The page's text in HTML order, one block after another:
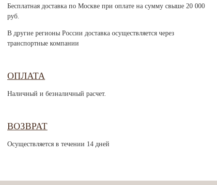
Бесплатная доставка по Москве при оплате на сумму свыше 20 000
руб.
В другие регионы России доставка осуществляется через
транспортные компании
ОПЛАТА
Наличный и безналичный расчет.
ВОЗВРАТ
Осуществляется в течении 14 дней